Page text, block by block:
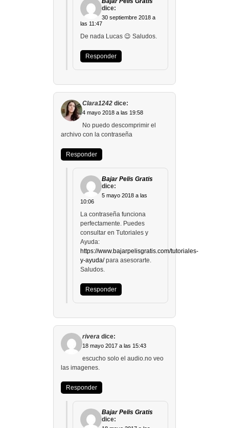
dice:
30 septiembre 2018 a
las 11:47
De nada Lucas 😉 Saludos.
Responder
Clara1242 dice:
4 mayo 2018 a las 19:58
No puedo descomprimir el
archivo con la contraseña
Responder
Bajar Pelis Gratis
dice:
5 mayo 2018 a las
10:06
La contraseña funciona
perfectamente. Puedes
consultar en Tutoriales y
Ayuda:
https://www.bajarpelisgratis.com/tutoriales-
y-ayuda/para asesorarte.
Saludos.
Responder
rivera dice:
18 mayo 2017 a las 15:43
escucho solo el audio.no veo
las imagenes.
Responder
Bajar Pelis Gratis
dice: